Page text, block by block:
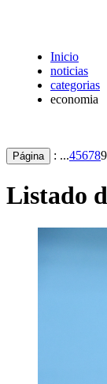
Inicio
noticias
categorias
economia
Página : ...456789
Listado